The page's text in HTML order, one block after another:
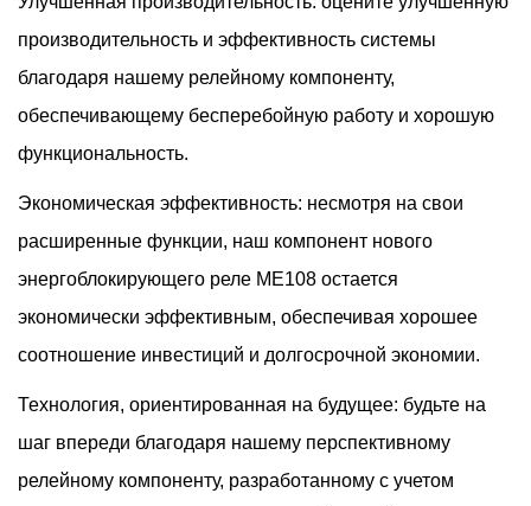
производительность и эффективность системы
благодаря нашему релейному компоненту,
обеспечивающему бесперебойную работу и хорошую
функциональность.
Экономическая эффективность: несмотря на свои
расширенные функции, наш компонент нового
энергоблокирующего реле ME108 остается
экономически эффективным, обеспечивая хорошее
соотношение инвестиций и долгосрочной экономии.
Технология, ориентированная на будущее: будьте на
шаг впереди благодаря нашему перспективному
релейному компоненту, разработанному с учетом